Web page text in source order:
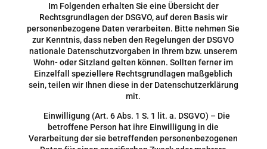
Im Folgenden erhalten Sie eine Übersicht der
Rechtsgrundlagen der DSGVO, auf deren Basis wir
personenbezogene Daten verarbeiten. Bitte nehmen Sie
zur Kenntnis, dass neben den Regelungen der DSGVO
nationale Datenschutzvorgaben in Ihrem bzw. unserem
Wohn- oder Sitzland gelten können. Sollten ferner im
Einzelfall speziellere Rechtsgrundlagen maßgeblich
sein, teilen wir Ihnen diese in der Datenschutzerklärung
mit.
Einwilligung (Art. 6 Abs. 1 S. 1 lit. a. DSGVO) – Die
betroffene Person hat ihre Einwilligung in die
Verarbeitung der sie betreffenden personenbezogenen